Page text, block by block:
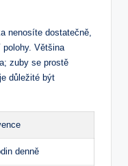
nenosíte dostatečně,
polohy. Většina
zuby se prostě
důležité být
denně